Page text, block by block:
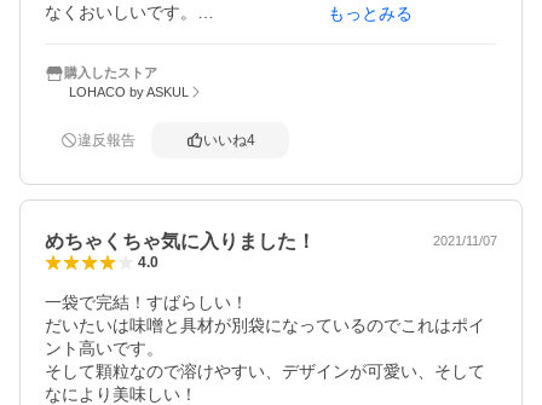
なくおいしいです。
もっとみる
購入したストア
LOHACO by ASKUL
違反報告 いいね4
めちゃくちゃ気に入りました！ 2021/11/07
4.0
一袋で完結！すばらしい！
だいたいは味噌と具材が別袋になっているのでこれはポイ
ント高いです。
そして顆粒なので溶けやすい、デザインが可愛い、そして
なにより美味しい！